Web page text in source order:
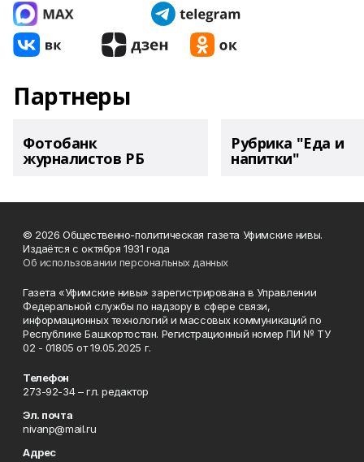
Партнеры
Фотобанк
журналистов РБ
Рубрика "Еда и
напитки"
© 2026 Общественно-политическая газета Уфимские нивы.
Издаётся с октября 1931 года
Об использовании персональных данных
Газета «Уфимские нивы» зарегистрирована в Управлении
Федеральной службы по надзору в сфере связи,
информационных технологий и массовых коммуникаций по
Республике Башкортостан. Регистрационный номер ПИ № ТУ
02 - 01805 от 19.05.2025 г.
Телефон
273-92-34 – гл. редактор
Эл. почта
nivanp@mail.ru
Адрес